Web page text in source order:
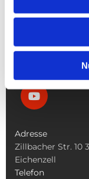
Die Kirchen
Adresse
Zillbacher Str. 10
Eichenzell
Telefon